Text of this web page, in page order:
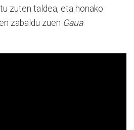
zuten taldea, eta honako
zabaldu zuen Gaua